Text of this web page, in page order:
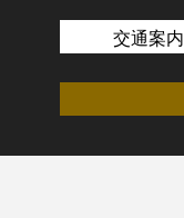
交通案内